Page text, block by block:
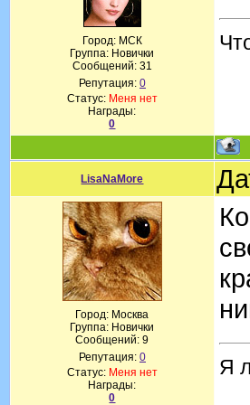
Город: МСК
Группа: Новички
Сообщений: 31
Репутация: 0
Статус: Меня нет
Награды:
0
LisaNaMore
Город: Москва
Группа: Новички
Сообщений:9
Репутация: 0
Статус: Меня нет
Награды:
0
Я